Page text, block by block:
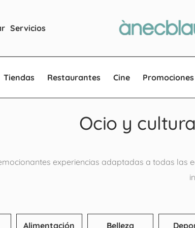
Servicios
Tiendas Restaurantes Cine Promociones
Ocio y
experiencias adaptadas a todas las
Alimentación Belleza